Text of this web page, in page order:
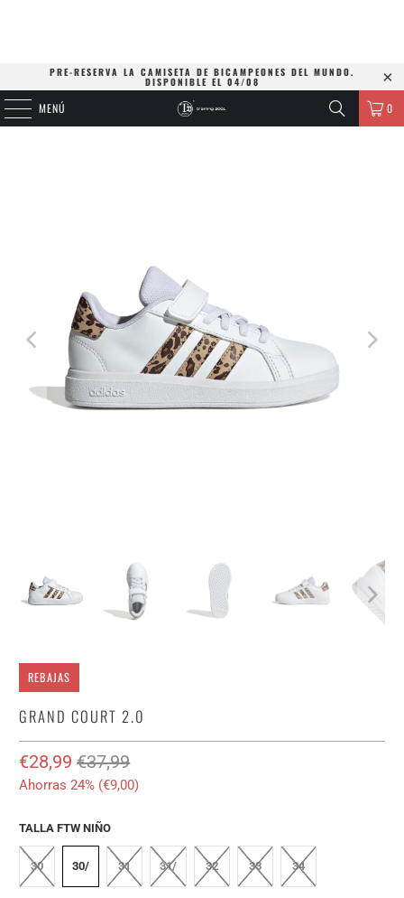
PRE-RESERVA LA CAMISETA DE BICAMPEONES DEL MUNDO.
DISPONIBLE EL 04/08
MENÚ 0
REBAJAS
GRAND COURT 2.0
€28,99 €37,99
Ahorras 24% (€9,00)
TALLA FTW NIÑO
30 30/ 31 31/ 32 33 34